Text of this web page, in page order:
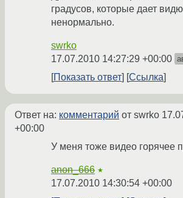
градусов, которые дает
ненормально.
swrko
17.07.2010 14:27:29 +00:00
Показать ответ Ссылка
Ответ на: комментарий от swrko
+00:00
У меня тоже видео горячее
anon_666 ★
17.07.2010 14:30:54 +00:00